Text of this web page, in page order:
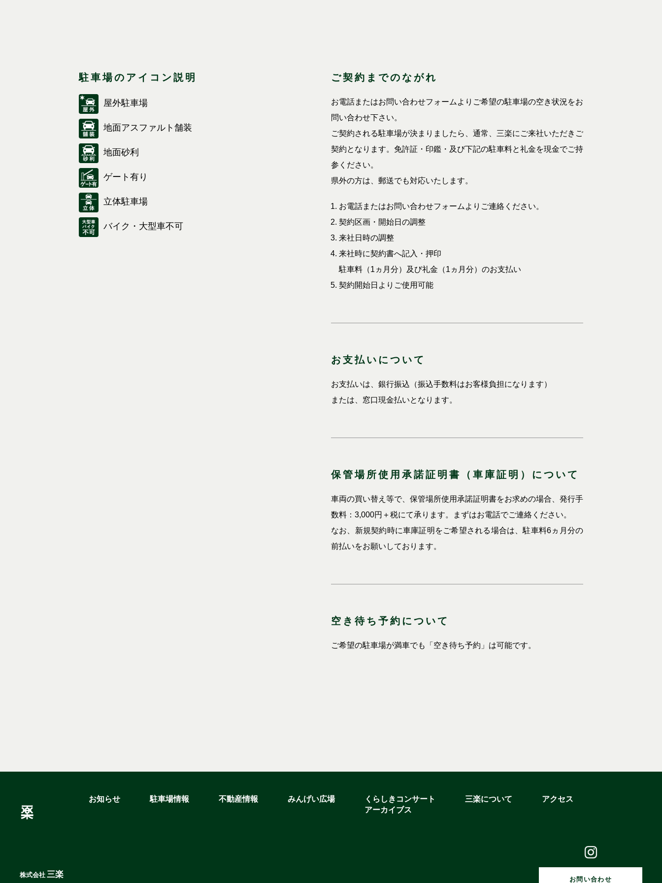
駐車場のアイコン説明
屋外駐車場
地面アスファルト舗装
地面砂利
ゲート有り
立体駐車場
バイク・大型車不可
ご契約までのながれ
お電話またはお問い合わせフォームよりご希望の駐車場の空き状況をお
問い合わせ下さい。
ご契約される駐車場が決まりましたら、通常、三楽にご来社いただきご
契約となります。免許証・印鑑・及び下記の駐車料と礼金を現金でご持
参ください。
県外の方は、郵送でも対応いたします。
お電話またはお問い合わせフォームよりご連絡ください。
契約区画・開始日の調整
来社日時の調整
来社時に契約書へ記入・押印
駐車料（1ヵ月分）及び礼金（1ヵ月分）のお支払い
契約開始日よりご使用可能
お支払いについて
お支払いは、銀行振込（振込手数料はお客様負担になります）
または、窓口現金払いとなります。
保管場所使用承諾証明書（車庫証明）について
車両の買い替え等で、保管場所使用承諾証明書をお求めの場合、発行手
数料：3,000円＋税にて承ります。まずはお電話でご連絡ください。
なお、新規契約時に車庫証明をご希望される場合は、駐車料6ヵ月分の
前払いをお願いしております。
空き待ち予約について
ご希望の駐車場が満車でも「空き待ち予約」は可能です。
お知らせ 駐車場情報 不動産情報 みんげい広場
くらしきコンサート
アーカイブス
三楽について アクセス
株式会社 三楽
お問い合わせ